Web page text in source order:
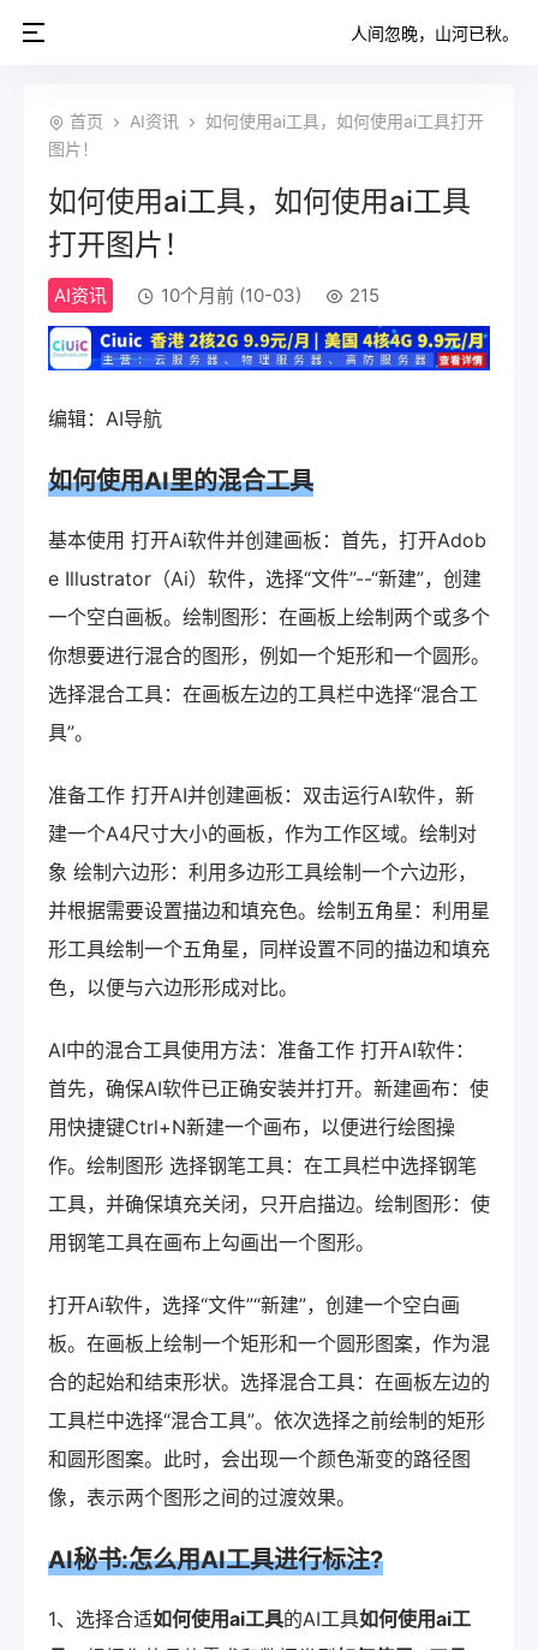
人间忽晚，山河已秋。
首页 AI资讯
如何使用ai工具，如何使用ai工具打开
图片！
如何使用ai工具，如何使用ai工具
打开图片！
AI资讯 10个月前 (10-03) 215
编辑：AI导航
如何使用AI里的混合工具
基本使用 打开Ai软件并创建画板：首先，打开Adob
e Illustrator（Ai）软件，选择“文件”--“新建”，创建
一个空白画板。绘制图形：在画板上绘制两个或多个
你想要进行混合的图形，例如一个矩形和一个圆形。
选择混合工具：在画板左边的工具栏中选择“混合工
具”。
准备工作 打开AI并创建画板：双击运行AI软件，新
建一个A4尺寸大小的画板，作为工作区域。绘制对
象 绘制六边形：利用多边形工具绘制一个六边形，
并根据需要设置描边和填充色。绘制五角星：利用星
形工具绘制一个五角星，同样设置不同的描边和填充
色，以便与六边形形成对比。
AI中的混合工具使用方法：准备工作 打开AI软件：
首先，确保AI软件已正确安装并打开。新建画布：使
用快捷键Ctrl+N新建一个画布，以便进行绘图操
作。绘制图形 选择钢笔工具：在工具栏中选择钢笔
工具，并确保填充关闭，只开启描边。绘制图形：使
用钢笔工具在画布上勾画出一个图形。
打开Ai软件，选择“文件”“新建”，创建一个空白画
板。在画板上绘制一个矩形和一个圆形图案，作为混
合的起始和结束形状。选择混合工具：在画板左边的
工具栏中选择“混合工具”。依次选择之前绘制的矩形
和圆形图案。此时，会出现一个颜色渐变的路径图
像，表示两个图形之间的过渡效果。
AI秘书:怎么用AI工具进行标注?
1、选择合适如何使用ai工具的AI工具如何使用ai工